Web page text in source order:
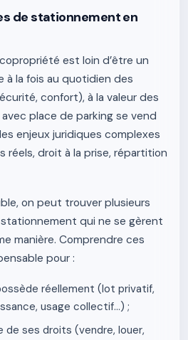
de stationnement en
est loin d’être un
à la fois au quotidien des
confort), à la valeur des
place de parking se vend
enjeux juridiques complexes
droit à la prise, répartition
on peut trouver plusieurs
qui ne se gèrent
manière. Comprendre ces
pour :
réellement (lot privatif,
usage collectif…) ;
de ses droits (vendre, louer,